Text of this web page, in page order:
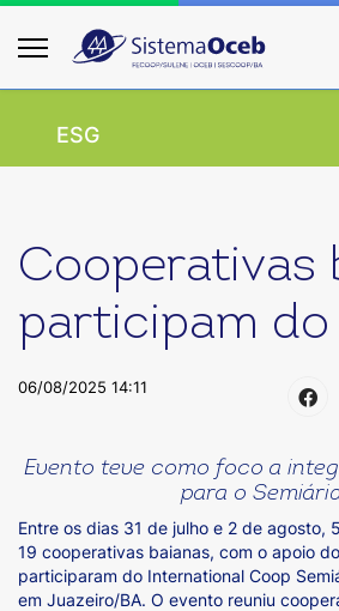
ESG
Cooperativas
participam do
06/08/2025 14:11
Evento teve como foco a
para o
Entre os dias 31 de julho e 2 de agosto,
19 cooperativas baianas, com o apoio
participaram do International Coop
em Juazeiro/BA. O evento reuniu